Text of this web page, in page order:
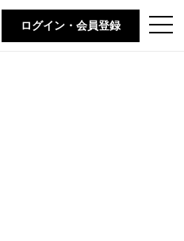
t
o
ログイン・会員登録